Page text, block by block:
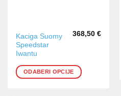
Kaciga Suomy
Speedstar
Iwantu
368,50 €
ODABERI OPCIJE
Ovaj
proizvod
ima
više
varijanti.